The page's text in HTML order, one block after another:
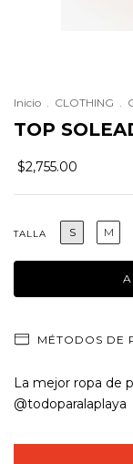
Inicio . CLOTHING .
TOP
$2,755.00
TALLA S M
MÉTODOS DE
La mejor ropa de
@todoparalaplaya